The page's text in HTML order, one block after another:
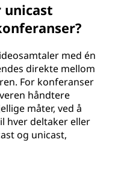
unicast
med én
direkte mellom
For konferanser
håndtere
måter, ved å
hver deltaker eller
og unicast,